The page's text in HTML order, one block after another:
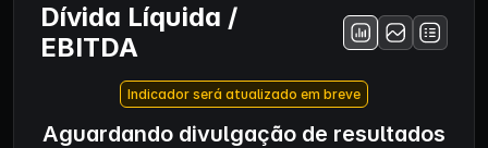
Dívida Líquida /
EBITDA
Indicador será atualizado em breve
Aguardando divulgação de resultados